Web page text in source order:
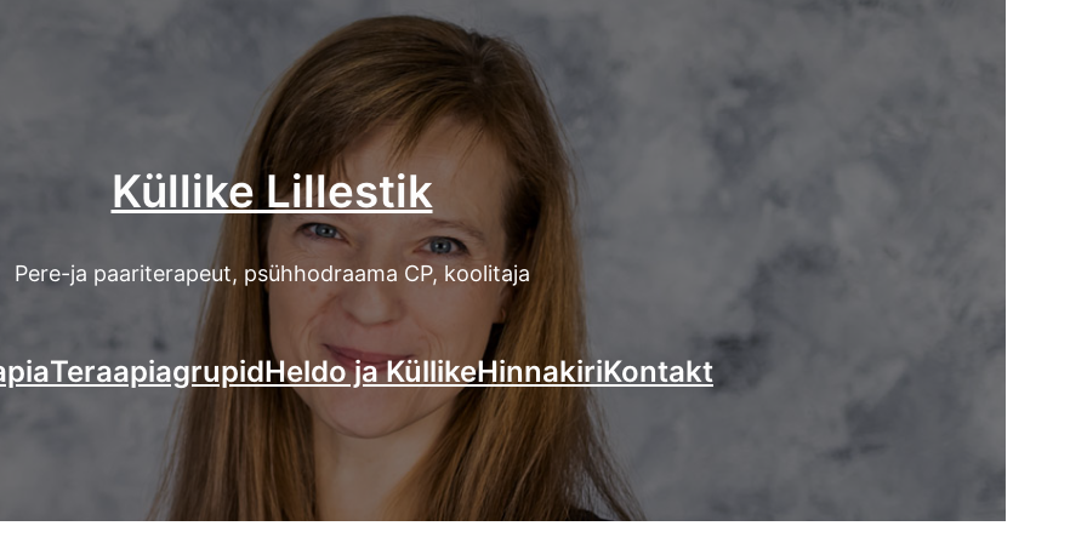
Küllike Lillestik
Pere-ja paariterapeut, psühhodraama CP, koolitaja
TeraapiagrupidHeldo ja KüllikeHinnakiriKontakt